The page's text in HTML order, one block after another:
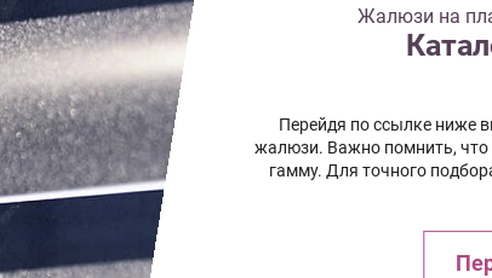
Жалюзи на
Перейдя по ссылке ниже
жалюзи. Важно помнить, что
гамму. Для точного